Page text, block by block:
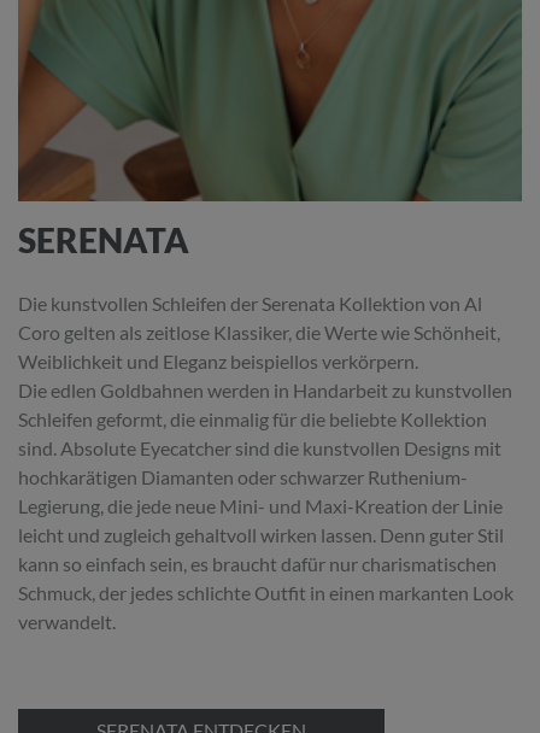
SERENATA
Die kunstvollen Schleifen der Serenata Kollektion von Al
Coro gelten als zeitlose Klassiker, die Werte wie Schönheit,
Weiblichkeit und Eleganz beispiellos verkörpern.
Die edlen Goldbahnen werden in Handarbeit zu kunstvollen
Schleifen geformt, die einmalig für die beliebte Kollektion
sind. Absolute Eyecatcher sind die kunstvollen Designs mit
hochkarätigen Diamanten oder schwarzer Ruthenium-
Legierung, die jede neue Mini- und Maxi-Kreation der Linie
leicht und zugleich gehaltvoll wirken lassen. Denn guter Stil
kann so einfach sein, es braucht dafür nur charismatischen
Schmuck, der jedes schlichte Outfit in einen markanten Look
verwandelt.